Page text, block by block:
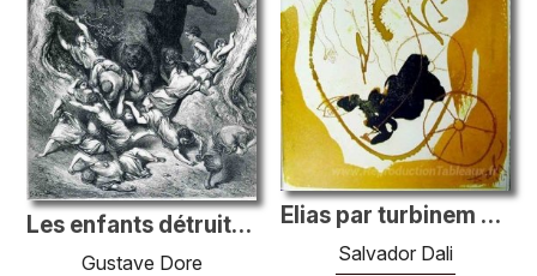
Elias par turbinem Super Currus ignius
Salvador Dali
Les enfants détruits par les ours
Gustave Dore